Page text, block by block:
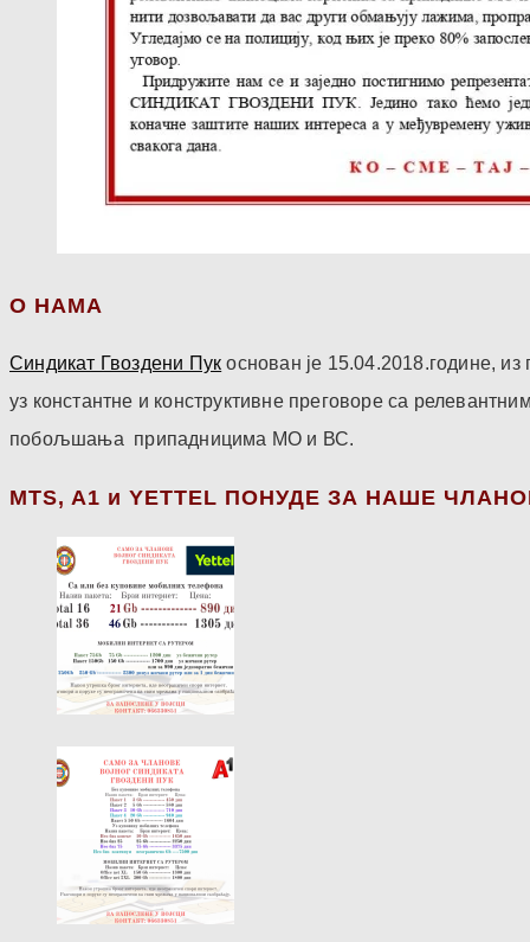
О НАМА
Синдикат Гвоздени Пук основан је 15.04.2018.године,
уз константне и конструктивне преговоре са
побољшања припадницима МО и ВС.
МТS, A1 и YETTEL ПОНУДЕ ЗА НАШЕ